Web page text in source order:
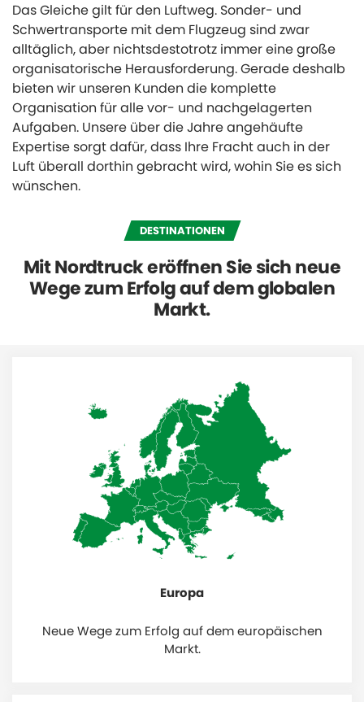
Das Gleiche gilt für den Luftweg. Sonder- und
Schwertransporte mit dem Flugzeug sind zwar
alltäglich, aber nichtsdestotrotz immer eine große
organisatorische Herausforderung. Gerade deshalb
bieten wir unseren Kunden die komplette
Organisation für alle vor- und nachgelagerten
Aufgaben. Unsere über die Jahre angehäufte
Expertise sorgt dafür, dass Ihre Fracht auch in der
Luft überall dorthin gebracht wird, wohin Sie es sich
wünschen.
DESTINATIONEN
Mit Nordtruck eröffnen Sie sich neue
Wege zum Erfolg auf dem globalen
Markt.
Europa
Neue Wege zum Erfolg auf dem europäischen
Markt.